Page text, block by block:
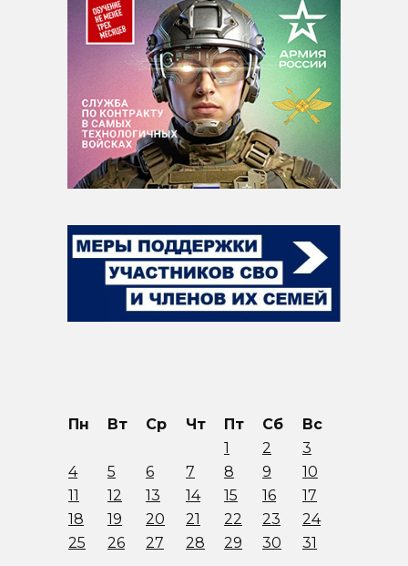
Пн Вт Ср Чт Пт Сб
Вс
1
2
3
4
5 6 7 8 9
10
11
12 13 14 15 16
17
18
19 20 21 22 23
24
25
26 27 28 29 30 31